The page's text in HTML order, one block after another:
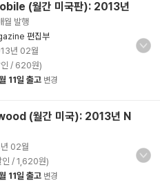
(월간 미국판): 2013년
월 발행
편집부
년 02월
/ 620원)
11일 출고 변경
(월간 미국): 2013년 N
02월
/ 1,620원)
11일 출고 변경